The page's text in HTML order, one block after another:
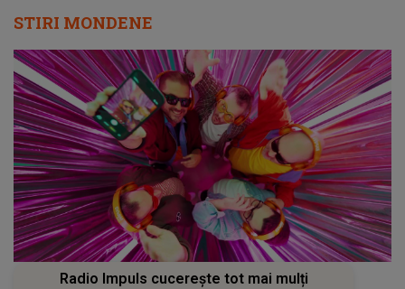
STIRI MONDENE
Radio Impuls cucerește tot mai mulți